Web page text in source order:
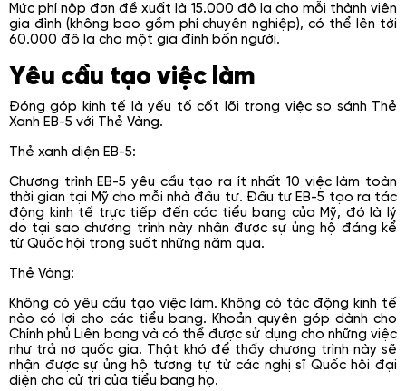
Mức phí nộp đơn đề xuất là 15.000 đô la cho mỗi thành viên
gia đình (không bao gồm phí chuyên nghiệp), có thể lên tới
60.000 đô la cho một gia đình bốn người.
Yêu cầu tạo việc làm
Đóng góp kinh tế là yếu tố cốt lõi trong việc so sánh Thẻ
Xanh EB-5 với Thẻ Vàng.
Thẻ xanh diện EB-5:
Chương trình EB-5 yêu cầu tạo ra ít nhất 10 việc làm toàn
thời gian tại Mỹ cho mỗi nhà đầu tư. Đầu tư EB-5 tạo ra tác
động kinh tế trực tiếp đến các tiểu bang của Mỹ, đó là lý
do tại sao chương trình này nhận được sự ủng hộ đáng kể
từ Quốc hội trong suốt những năm qua.
Thẻ Vàng:
Không có yêu cầu tạo việc làm. Không có tác động kinh tế
nào có lợi cho các tiểu bang. Khoản quyên góp dành cho
Chính phủ Liên bang và có thể được sử dụng cho những việc
như trả nợ quốc gia. Thật khó để thấy chương trình này sẽ
nhận được sự ủng hộ tương tự từ các nghị sĩ Quốc hội đại
diện cho cử tri của tiểu bang họ.